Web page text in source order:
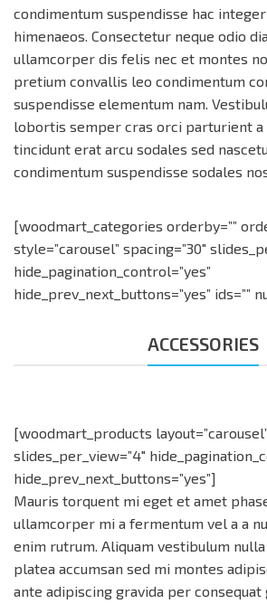
condimentum suspendisse hac
himenaeos. Consectetur neque odio
ullamcorper dis felis nec et montes
pretium convallis leo condimentum
suspendisse elementum nam.
lobortis semper cras orci parturient
tincidunt erat arcu sodales sed
condimentum suspendisse sodales
[woodmart_categories orderby=””
style=”carousel” spacing=”30″
hide_pagination_control=”yes”
hide_prev_next_buttons=”yes” ids=””
ACCESSORIES
[woodmart_products layout=”carousel”
slides_per_view=”4″
hide_prev_next_buttons=”yes”]
Mauris torquent mi eget et amet
ullamcorper mi a fermentum vel a a
enim rutrum. Aliquam vestibulum
platea accumsan sed mi montes
ante adipiscing gravida per